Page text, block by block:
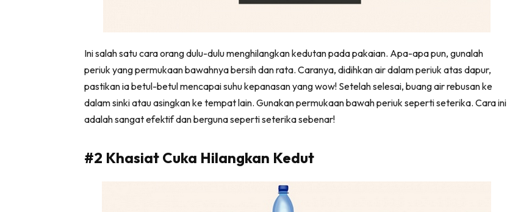
Ini salah satu cara orang dulu-dulu menghilangkan kedutan pada pakaian. Apa-apa pun, gunalah
periuk yang permukaan bawahnya bersih dan rata. Caranya, didihkan air dalam periuk atas dapur,
pastikan ia betul-betul mencapai suhu kepanasan yang wow! Setelah selesai, buang air rebusan ke
dalam sinki atau asingkan ke tempat lain. Gunakan permukaan bawah periuk seperti seterika. Cara ini
adalah sangat efektif dan berguna seperti seterika sebenar!
#2 Khasiat Cuka Hilangkan Kedut